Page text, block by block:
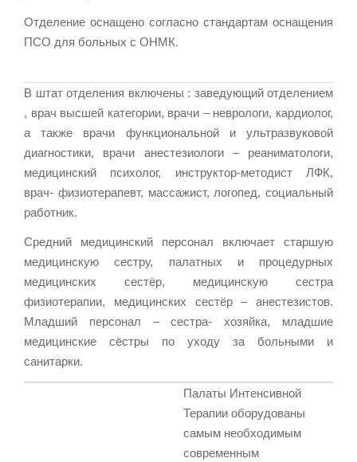
Отделение оснащено согласно стандартам оснащения
ПСО для больных с ОНМК.
В штат отделения включены : заведующий отделением
, врач высшей категории, врачи – неврологи, кардиолог,
а также врачи функциональной и ультразвуковой
диагностики, врачи анестезиологи – реаниматологи,
медицинский психолог, инструктор-методист ЛФК,
врач- физиотерапевт, массажист, логопед, социальный
работник.
Средний медицинский персонал включает старшую
медицинскую сестру, палатных и процедурных
медицинских сестёр, медицинскую сестра
физиотерапии, медицинских сестёр – анестезистов.
Младший персонал – сестра- хозяйка, младшие
медицинские сёстры по уходу за больными и
санитарки.
Палаты Интенсивной
Терапии оборудованы
самым необходимым
современным